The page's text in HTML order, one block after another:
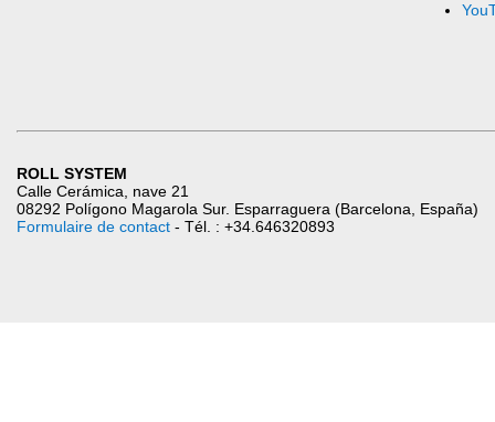
ROLL SYSTEM
Calle Cerámica, nave 21
08292 Polígono Magarola Sur. Esparraguera (Barcelona, España)
Formulaire de contact- Tél. : +34.646320893